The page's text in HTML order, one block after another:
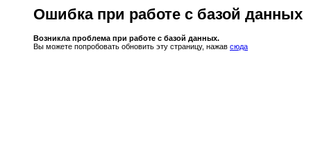
Ошибка при работе с базой данных
Возникла проблема при работе с базой данных.
Вы можете попробовать обновить эту страницу, нажав сюда